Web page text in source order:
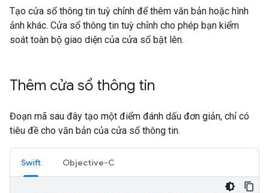
Tạo cửa sổ thông tin tuỳ chỉnh để thêm văn bản hoặc hình
ảnh khác. Cửa sổ thông tin tuỳ chỉnh cho phép bạn kiểm
soát toàn bộ giao diện của cửa sổ bật lên.
Thêm cửa sổ thông tin
Đoạn mã sau đây tạo một điểm đánh dấu đơn giản, chỉ có
tiêu đề cho văn bản của cửa sổ thông tin.
Swift Objective-C